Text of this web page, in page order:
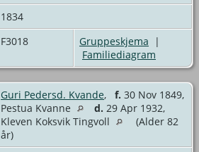
1834
F3018 Gruppeskjema |
Familiediagram
Guri Pedersd. Kvande, f. 30 Nov 1849,
Pestua Kvanne
d. 29 Apr 1932,
Kleven Koksvik Tingvoll
(Alder 82
år)